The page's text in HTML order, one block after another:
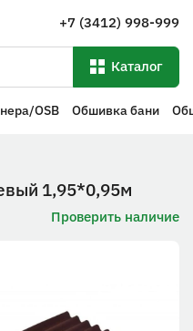
+7 (3412) 998-999
Каталог
OSB Обшивка бани
1,95*0,95м
Проверить наличие